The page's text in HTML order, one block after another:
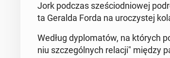
Jork podczas sze­ścio­dnio­wej
ta Geralda Forda na uro­czy­stej
Według dy­plo­ma­tów, na których
niu szcze­gól­nych relacji" między